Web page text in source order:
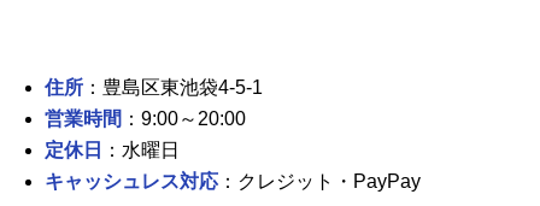
住所 ：豊島区東池袋4-5-1
営業時間 ：9:00～20:00
定休日
：水曜日
キャッシュレス対応 ：クレジット・PayPay